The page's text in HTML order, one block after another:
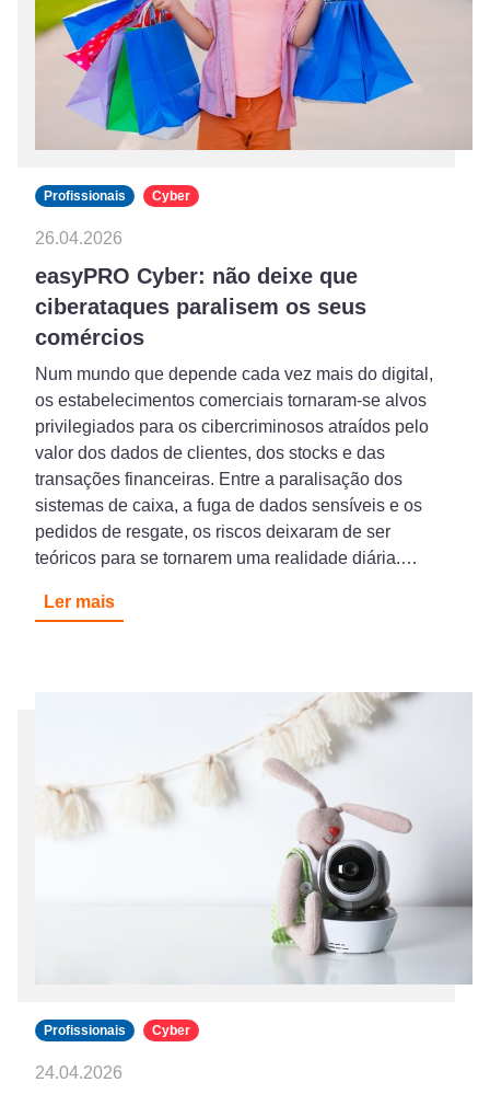
Profissionais Cyber
26.04.2026
easyPRO Cyber: não deixe que
ciberataques paralisem os seus
comércios
Num mundo que depende cada vez mais do digital,
os estabelecimentos comerciais tornaram-se alvos
privilegiados para os cibercriminosos atraídos pelo
valor dos dados de clientes, dos stocks e das
transações financeiras. Entre a paralisação dos
sistemas de caixa, a fuga de dados sensíveis e os
pedidos de resgate, os riscos deixaram de ser
teóricos para se tornarem uma realidade diária.…
Ler mais
Profissionais Cyber
24.04.2026